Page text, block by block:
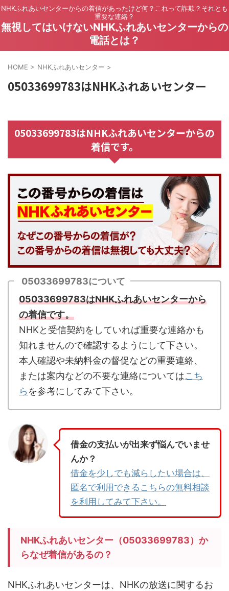
NHKふれあいセンターからの着信があったけど何？これって詐欺？それとも
重要な連絡？
無視してはいけないNHKふれあいセンターからの
電話とは？
HOME > NHKふれあいセンター >
05033699783はNHKふれあいセンター
05033699783はNHKふれあいセンターからの
着信です。
05033699783について
05033699783はNHKふれあいセンターから
の着信です。
NHKと受信契約をしていれば重要な連絡かも
知れませんので確認するようにして下さい。
本人確認や未納料金の督促などの重要連絡、
または案内などの不要な連絡についてはこち
ら を参考にしてみて下さい。
借金の支払いが出来ず悩んでいませ
んか？
借金を少しでも減らしたい場合は、
匿名で利用できるこちらの無料相談
を利用してみて下さい。
NHKふれあいセンター（05033699783）か
らなぜ着信があるの？
NHKふれあいセンターは、NHKの放送に関するお